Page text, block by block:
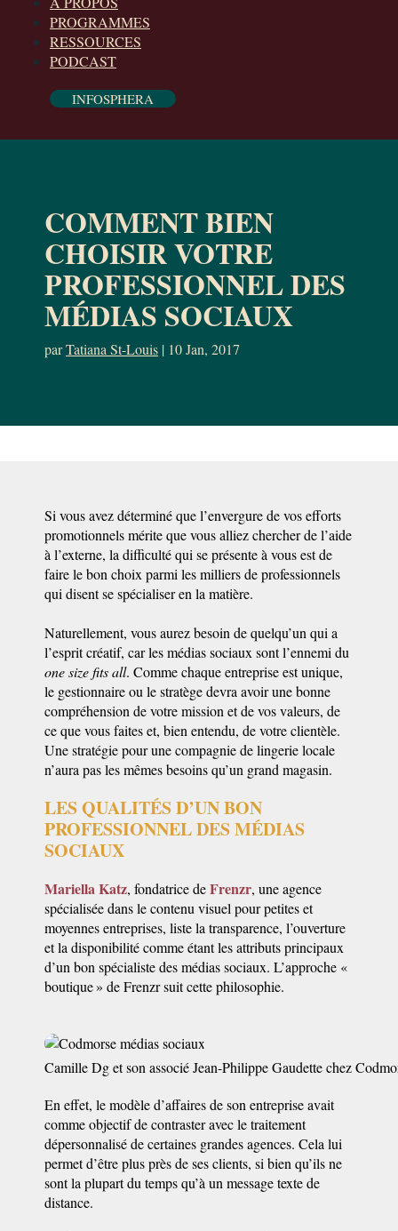
PROGRAMMES
RESSOURCES
PODCAST
INFOSPHERA
COMMENT BIEN
CHOISIR VOTRE
PROFESSIONNEL DES
MÉDIAS SOCIAUX
parTatiana St-Louis | 10 Jan, 2017
Si vous avez déterminé que l’envergure de vos efforts
promotionnels mérite que vous alliez chercher de l’aide
à l’externe, la difficulté qui se présente à vous est de
faire le bon choix parmi les milliers de professionnels
qui disent se spécialiser en la matière.
Naturellement, vous aurez besoin de quelqu’un qui a
l’esprit créatif, car les médias sociaux sont l’ennemi du
one size fits all. Comme chaque entreprise est unique,
le gestionnaire ou le stratège devra avoir une bonne
compréhension de votre mission et de vos valeurs, de
ce que vous faites et, bien entendu, de votre clientèle.
Une stratégie pour une compagnie de lingerie locale
n’aura pas les mêmes besoins qu’un grand magasin.
LES QUALITÉS D’UN BON
PROFESSIONNEL DES MÉDIAS
SOCIAUX
Mariella Katz, fondatrice deFrenzr, une agence
spécialisée dans le contenu visuel pour petites et
moyennes entreprises, liste la transparence, l’ouverture
et la disponibilité comme étant les attributs principaux
d’un bon spécialiste des médias sociaux. L’approche «
boutique » de Frenzr suit cette philosophie.
Camille Dg et son associé Jean-Philippe Gaudette chez
En effet, le modèle d’affaires de son entreprise avait
comme objectif de contraster avec le traitement
dépersonnalisé de certaines grandes agences. Cela lui
permet d’être plus près de ses clients, si bien qu’ils ne
sont la plupart du temps qu’à un message texte de
distance.